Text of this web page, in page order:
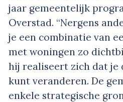
jaar gemeentelijk
Overstad. “Nergens
je een combinatie van
met woningen zo
hij realiseert zich dat je
kunt veranderen. De
enkele strategische